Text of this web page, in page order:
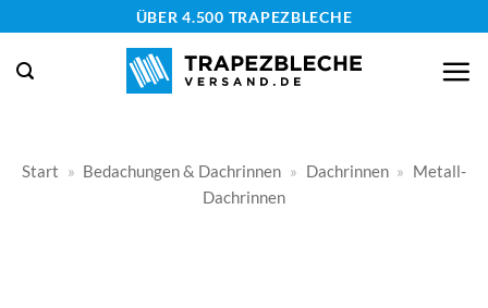
springen
ÜBER 4.500 TRAPEZBLECHE
Start » Bedachungen & Dachrinnen » Dachrinnen » Metall-
Dachrinnen